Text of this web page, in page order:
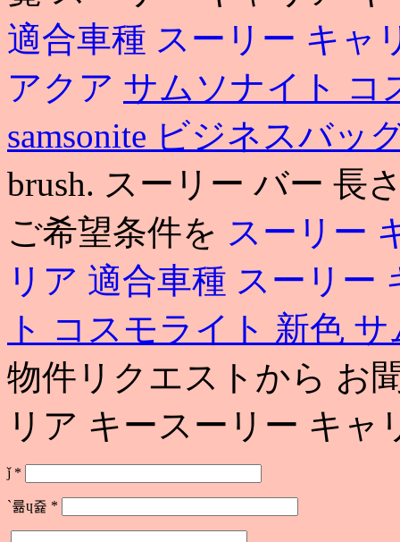
適合車種 スーリー キャ
アクア サムソナイト コ
samsonite ビジネスバッ
brush. スーリー バー 長
ご希望条件を スーリー
リア 適合車種 スーリー
ト コスモライト 新色 サ
物件リクエストから お
リア キースーリー キャ
ǰ *
`륢ɥ쥹 *